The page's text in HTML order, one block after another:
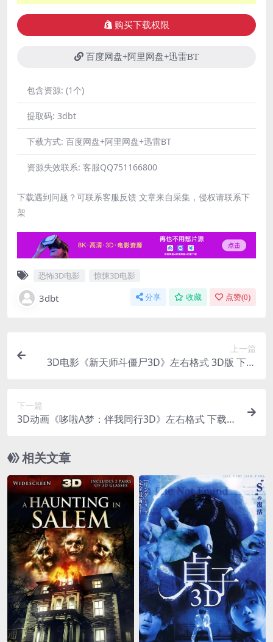
购买下载权限
百度网盘+阿里网盘+迅雷BT
包含资源: (1个)
提取码: 3dbt
下载方式: 百度网盘+阿里网盘+迅雷BT
资源失效联系: 客服QQ751166800
下载遇到问题？可联系客服反馈 文章来自采集，侵权请联系下
架
恐怖3D电影 惊悚3D电影
3dbt 分享 收藏 点赞(0)
上一篇
3D电影《新天师斗僵尸3D》左右格式 3D版 下载
下一篇
3D动画《哆啦A梦：伴我同行3D》左右格式 下载
相关文章